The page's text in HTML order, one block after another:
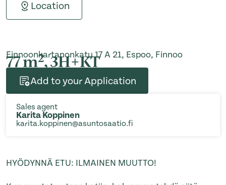
Location
Finnoonkartanonkatu 17 A 21, Espoo, Finnoo
77 m2, 3H+KT
Add to your Application
Sales agent
Karita Koppinen
karita.koppinen@asuntosaatio.fi
HYÖDYNNÄ ETU: ILMAINEN MUUTTO!